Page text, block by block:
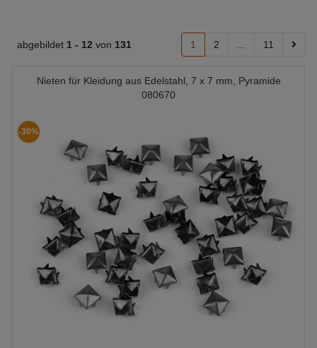
abgebildet 1 - 12 von 131 1 2 11
Nieten für Kleidung aus Edelstahl, 7 x 7 mm, Pyramide
080670
-30%